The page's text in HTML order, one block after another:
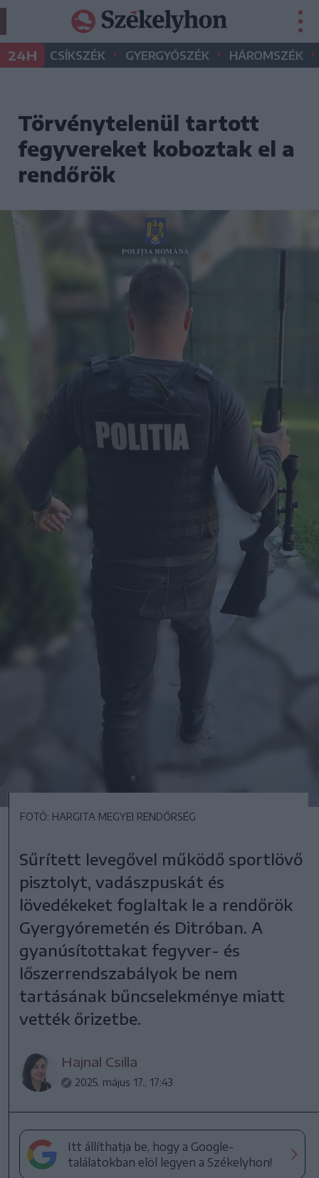
24H CSÍKSZÉK • GYERGYÓSZÉK • HÁROMSZÉK •
Törvénytelenül tartott
fegyvereket koboztak el a
rendőrök
FOTÓ: HARGITA MEGYEI RENDŐRSÉG
Sűrített levegővel működő sportlövő
pisztolyt, vadászpuskát és
lövedékeket foglaltak le a rendőrök
Gyergyóremetén és Ditróban. A
gyanúsítottakat fegyver- és
lőszerrendszabályok be nem
tartásának bűncselekménye miatt
vették őrizetbe.
Hajnal Csilla
2025. május 17., 17:43
Itt állíthatja be, hogy a Google-
találatokban elöl legyen a Székelyhon!